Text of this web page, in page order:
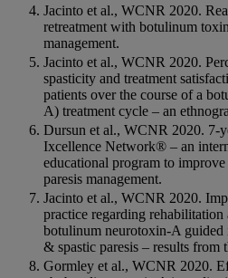
Jacinto et al., WCNR 2020.
retreatment with botulinum
management.
Jacinto et al., WCNR 2020.
spasticity and treatment
patients over the course of a
A) treatment cycle – an
Dursun et al., WCNR 2020. 7-
Ixcellence Network® – an
educational program to
paresis management.
Jacinto et al., WCNR 2020.
practice regarding
botulinum neurotoxin-A
& spastic paresis – results from
Gormley et al., WCNR 2020.